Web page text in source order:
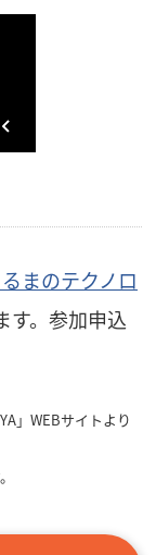
まのテクノロ
す。参加申込
」WEBサイトより